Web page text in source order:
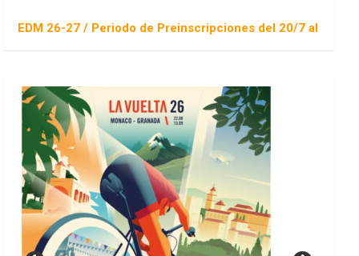
Periodo de Preinscripciones del 20/7 al 16/8 / Sorteo 1 de